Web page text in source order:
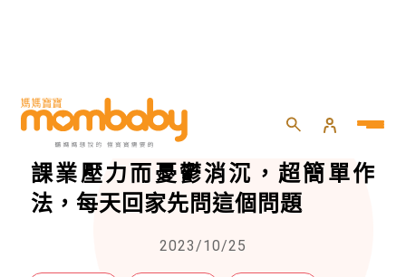
HOME 親子 親子教養
哈佛專家的親身實踐，預防孩子因
課業壓力而憂鬱消沉，超簡單作
法，每天回家先問這個問題
2023/10/25